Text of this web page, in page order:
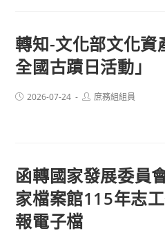
轉知-文化部文化
全國古蹟日活動」
Post2026-07-24
Post庶務組組員
函轉國家發展委員
家檔案館115年志
報電子檔